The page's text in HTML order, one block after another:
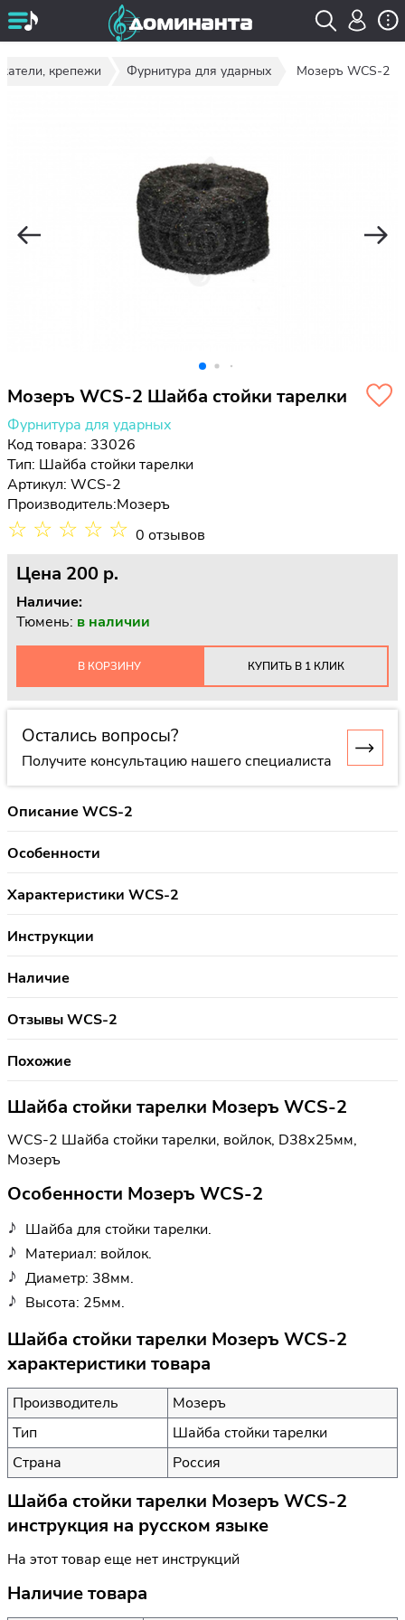
крепежи Фурнитура для ударных Мозеръ WCS-2
Мозеръ WCS-2 Шайба стойки тарелки
Фурнитура для ударных
Код товара: 33026
Тип: Шайба стойки тарелки
Артикул: WCS-2
Производитель:Мозеръ
☆ ☆ ☆ ☆ ☆ 0 отзывов
Цена 200 p.
Наличие:
Тюмень: в наличии
В КОРЗИНУ КУПИТЬ В 1 КЛИК
Остались вопросы?
Получите консультацию нашего специалиста
Описание WCS-2
Особенности
Характеристики WCS-2
Инструкции
Наличие
Отзывы WCS-2
Похожие
Шайба стойки тарелки Мозеръ WCS-2
WCS-2 Шайба стойки тарелки, войлок, D38х25мм,
Мозеръ
Особенности Мозеръ WCS-2
Шайба для стойки тарелки.
Материал: войлок.
Диаметр: 38мм.
Высота: 25мм.
Шайба стойки тарелки Мозеръ WCS-2
характеристики товара
Производитель
Мозеръ
Тип
Шайба стойки тарелки
Страна
Россия
Шайба стойки тарелки Мозеръ WCS-2
инструкция на русском языке
На этот товар еще нет инструкций
Наличие товара